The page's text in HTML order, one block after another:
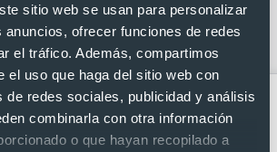
sitio web se usan para personalizar
anuncios, ofrecer funciones de redes
el tráfico. Además, compartimos
el uso que haga del sitio web con
de redes sociales, publicidad y análisis
combinarla con otra información
o que hayan recopilado a
con Delantal
woven Vanur